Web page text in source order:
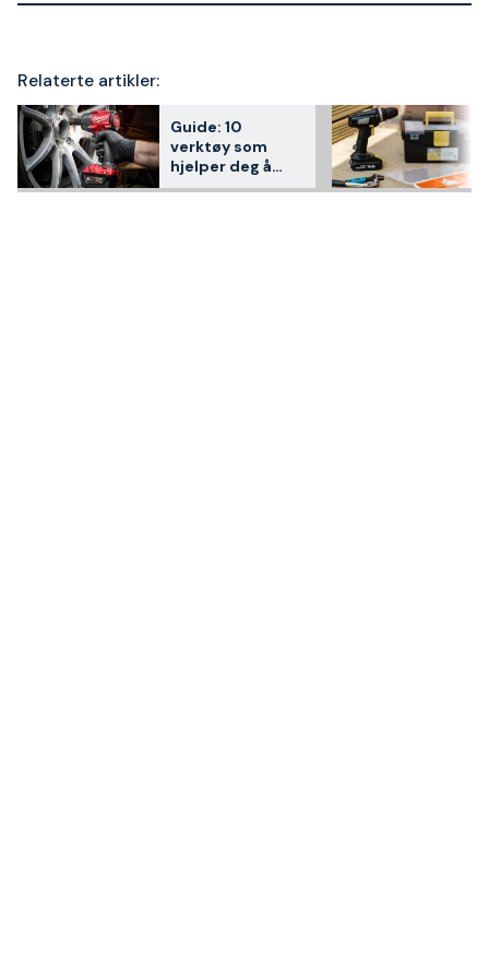
Relaterte artikler:
Guide: 10
verktøy som
hjelper deg å
skifte dekk